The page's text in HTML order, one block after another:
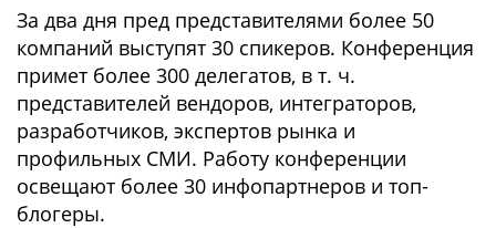
За два дня пред представителями более 50
компаний выступят 30 спикеров. Конференция
примет более 300 делегатов, в т. ч.
представителей вендоров, интеграторов,
разработчиков, экспертов рынка и
профильных СМИ. Работу конференции
освещают более 30 инфопартнеров и топ-
блогеры.